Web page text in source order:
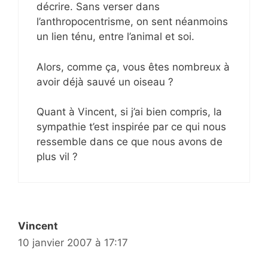
décrire. Sans verser dans
l’anthropocentrisme, on sent néanmoins
un lien ténu, entre l’animal et soi.
Alors, comme ça, vous êtes nombreux à
avoir déjà sauvé un oiseau ?
Quant à Vincent, si j’ai bien compris, la
sympathie t’est inspirée par ce qui nous
ressemble dans ce que nous avons de
plus vil ?
Vincent
10 janvier 2007 à 17:17